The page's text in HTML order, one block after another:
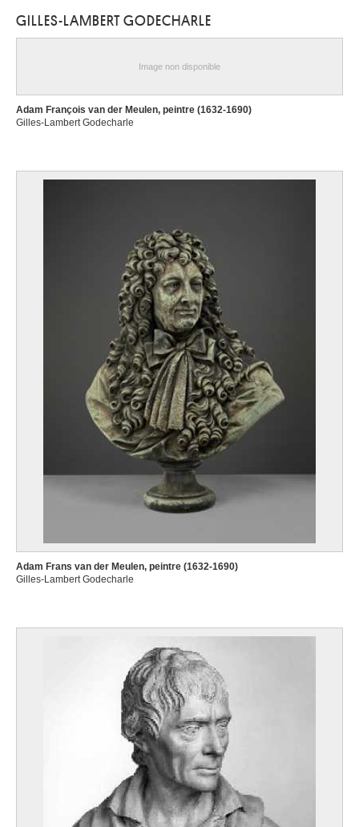
GILLES-LAMBERT GODECHARLE
Image non disponible
Adam François van der Meulen, peintre (1632-1690)
Gilles-Lambert Godecharle
Adam Frans van der Meulen, peintre (1632-1690)
Gilles-Lambert Godecharle